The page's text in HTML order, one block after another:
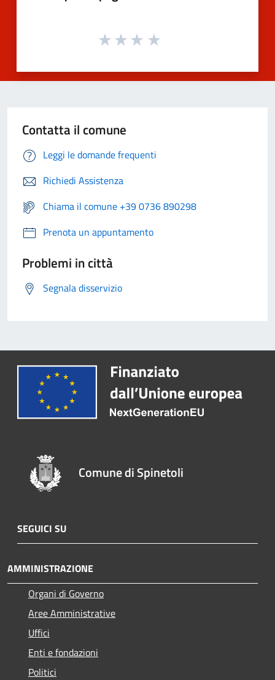
Contatta il comune
Leggi le domande frequenti
Richiedi Assistenza
Chiama il comune +39 0736 890298
Prenota un appuntamento
Problemi in città
Segnala disservizio
Comune di Spinetoli
SEGUICI SU
AMMINISTRAZIONE
Organi di Governo
Aree Amministrative
Uffici
Enti e fondazioni
Politici